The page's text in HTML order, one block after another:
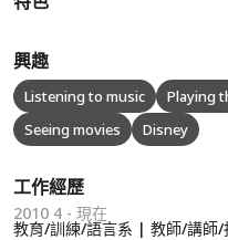
興趣
Listening to music Playing
Seeing movies
Disney
工作經歷
2010 4 - 現在
教育/訓練/語言系 | 教師/講師/